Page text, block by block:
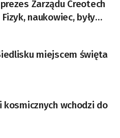
Zarządu Creotech
Genewie,
nauk fizycznych,
Sektorowej ds.
Lotniczo-
i Satelitarnych PAN.
miejscem święta
wchodzi do